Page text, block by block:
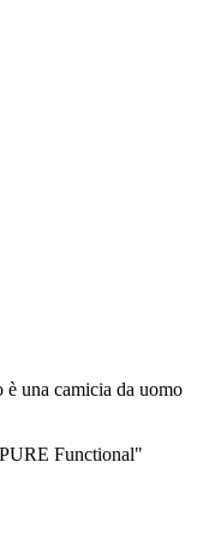
una camicia da uomo
Functional"